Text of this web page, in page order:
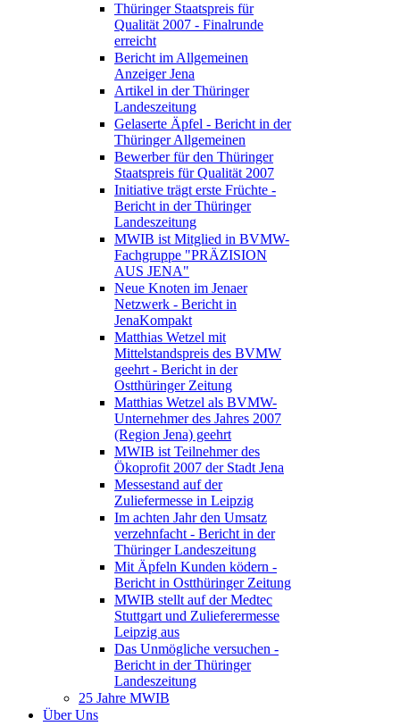
Thüringer Staatspreis für
Qualität 2007 - Finalrunde
erreicht
Bericht im Allgemeinen
Anzeiger Jena
Artikel in der Thüringer
Landeszeitung
Gelaserte Äpfel - Bericht in der
Thüringer Allgemeinen
Bewerber für den Thüringer
Staatspreis für Qualität 2007
Initiative trägt erste Früchte -
Bericht in der Thüringer
Landeszeitung
MWIB ist Mitglied in BVMW-
Fachgruppe "PRÄZISION
AUS JENA"
Neue Knoten im Jenaer
Netzwerk - Bericht in
JenaKompakt
Matthias Wetzel mit
Mittelstandspreis des BVMW
geehrt - Bericht in der
Ostthüringer Zeitung
Matthias Wetzel als BVMW-
Unternehmer des Jahres 2007
(Region Jena) geehrt
MWIB ist Teilnehmer des
Ökoprofit 2007 der Stadt Jena
Messestand auf der
Zuliefermesse in Leipzig
Im achten Jahr den Umsatz
verzehnfacht - Bericht in der
Thüringer Landeszeitung
Mit Äpfeln Kunden ködern -
Bericht in Ostthüringer Zeitung
MWIB stellt auf der Medtec
Stuttgart und Zulieferermesse
Leipzig aus
Das Unmögliche versuchen -
Bericht in der Thüringer
Landeszeitung
25 Jahre MWIB
Über Uns